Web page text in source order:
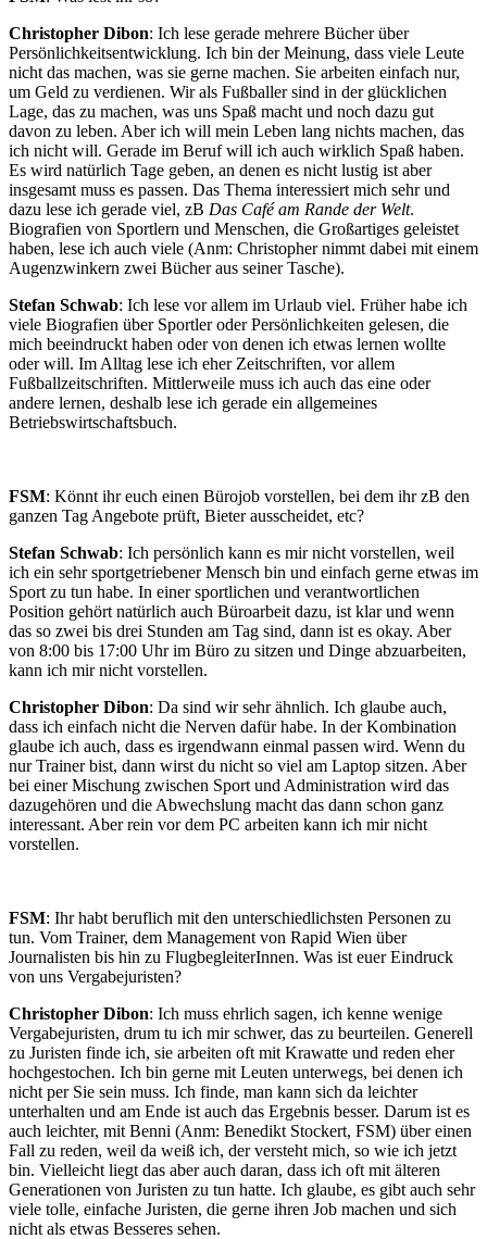
Christopher Dibon: Ich lese gerade mehrere Bücher über
Persönlichkeitsentwicklung. Ich bin der Meinung, dass viele Leute
nicht das machen, was sie gerne machen. Sie arbeiten einfach nur,
um Geld zu verdienen. Wir als Fußballer sind in der glücklichen
Lage, das zu machen, was uns Spaß macht und noch dazu gut
davon zu leben. Aber ich will mein Leben lang nichts machen, das
ich nicht will. Gerade im Beruf will ich auch wirklich Spaß haben.
Es wird natürlich Tage geben, an denen es nicht lustig ist aber
insgesamt muss es passen. Das Thema interessiert mich sehr und
dazu lese ich gerade viel, zB Das Café am Rande der Welt.
Biografien von Sportlern und Menschen, die Großartiges geleistet
haben, lese ich auch viele (Anm: Christopher nimmt dabei mit einem
Augenzwinkern zwei Bücher aus seiner Tasche).
Stefan Schwab: Ich lese vor allem im Urlaub viel. Früher habe ich
viele Biografien über Sportler oder Persönlichkeiten gelesen, die
mich beeindruckt haben oder von denen ich etwas lernen wollte
oder will. Im Alltag lese ich eher Zeitschriften, vor allem
Fußballzeitschriften. Mittlerweile muss ich auch das eine oder
andere lernen, deshalb lese ich gerade ein allgemeines
Betriebswirtschaftsbuch.
FSM: Könnt ihr euch einen Bürojob vorstellen, bei dem ihr zB den
ganzen Tag Angebote prüft, Bieter ausscheidet, etc?
Stefan Schwab: Ich persönlich kann es mir nicht vorstellen, weil
ich ein sehr sportgetriebener Mensch bin und einfach gerne etwas im
Sport zu tun habe. In einer sportlichen und verantwortlichen
Position gehört natürlich auch Büroarbeit dazu, ist klar und wenn
das so zwei bis drei Stunden am Tag sind, dann ist es okay. Aber
von 8:00 bis 17:00 Uhr im Büro zu sitzen und Dinge abzuarbeiten,
kann ich mir nicht vorstellen.
Christopher Dibon: Da sind wir sehr ähnlich. Ich glaube auch,
dass ich einfach nicht die Nerven dafür habe. In der Kombination
glaube ich auch, dass es irgendwann einmal passen wird. Wenn du
nur Trainer bist, dann wirst du nicht so viel am Laptop sitzen. Aber
bei einer Mischung zwischen Sport und Administration wird das
dazugehören und die Abwechslung macht das dann schon ganz
interessant. Aber rein vor dem PC arbeiten kann ich mir nicht
vorstellen.
FSM: Ihr habt beruflich mit den unterschiedlichsten Personen zu
tun. Vom Trainer, dem Management von Rapid Wien über
Journalisten bis hin zu FlugbegleiterInnen. Was ist euer Eindruck
von uns Vergabejuristen?
Christopher Dibon: Ich muss ehrlich sagen, ich kenne wenige
Vergabejuristen, drum tu ich mir schwer, das zu beurteilen. Generell
zu Juristen finde ich, sie arbeiten oft mit Krawatte und reden eher
hochgestochen. Ich bin gerne mit Leuten unterwegs, bei denen ich
nicht per Sie sein muss. Ich finde, man kann sich da leichter
unterhalten und am Ende ist auch das Ergebnis besser. Darum ist es
auch leichter, mit Benni (Anm: Benedikt Stockert, FSM) über einen
Fall zu reden, weil da weiß ich, der versteht mich, so wie ich jetzt
bin. Vielleicht liegt das aber auch daran, dass ich oft mit älteren
Generationen von Juristen zu tun hatte. Ich glaube, es gibt auch sehr
viele tolle, einfache Juristen, die gerne ihren Job machen und sich
nicht als etwas Besseres sehen.